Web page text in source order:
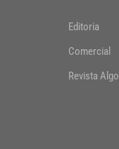
Editoria
Comercial
Revista